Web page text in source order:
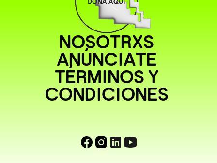
NOSOTRXS
ANÚNCIATE
TÉRMINOS Y
CONDICIONES